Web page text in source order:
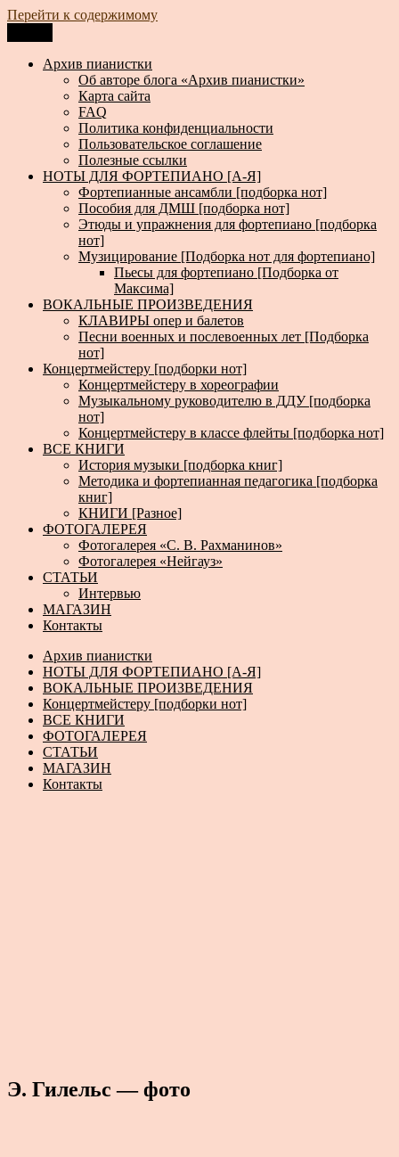
Перейти к содержимому
Архив пианистки
Всё для пианистов: ноты, книги, музыка, статьи…
Архив пианистки
Об авторе блога «Архив пианистки»
Карта сайта
FAQ
Политика конфиденциальности
Пользовательское соглашение
Полезные ссылки
НОТЫ ДЛЯ ФОРТЕПИАНО [А-Я]
Фортепианные ансамбли [подборка нот]
Пособия для ДМШ [подборка нот]
Этюды и упражнения для фортепиано [подборка
нот]
Музицирование [Подборка нот для фортепиано]
Пьесы для фортепиано [Подборка от
Максима]
ВОКАЛЬНЫЕ ПРОИЗВЕДЕНИЯ
КЛАВИРЫ опер и балетов
Песни военных и послевоенных лет [Подборка
нот]
Концертмейстеру [подборки нот]
Концертмейстеру в хореографии
Музыкальному руководителю в ДДУ [подборка
нот]
Концертмейстеру в классе флейты [подборка нот]
ВСЕ КНИГИ
История музыки [подборка книг]
Методика и фортепианная педагогика [подборка
книг]
КНИГИ [Разное]
ФОТОГАЛЕРЕЯ
Фотогалерея «С. В. Рахманинов»
Фотогалерея «Нейгауз»
СТАТЬИ
Интервью
МАГАЗИН
Контакты
Архив пианистки
НОТЫ ДЛЯ ФОРТЕПИАНО [А-Я]
ВОКАЛЬНЫЕ ПРОИЗВЕДЕНИЯ
Концертмейстеру [подборки нот]
ВСЕ КНИГИ
ФОТОГАЛЕРЕЯ
СТАТЬИ
МАГАЗИН
Контакты
Э. Гилельс — фото